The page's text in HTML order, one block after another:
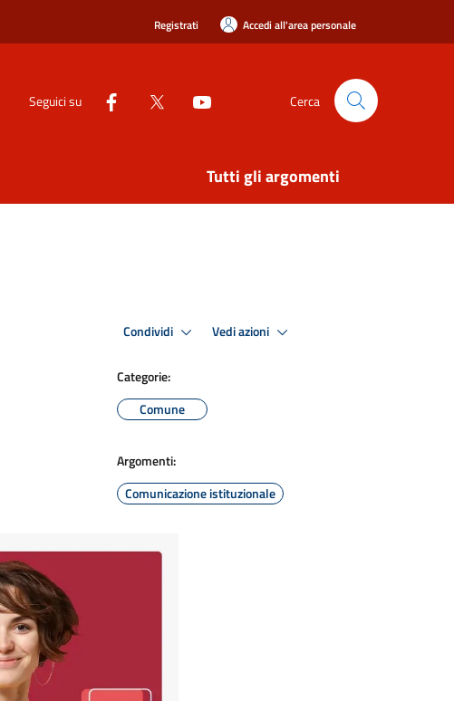
Registrati Accedi all'area personale
Seguici su Cerca
Tutti gli argomenti
Condividi Vedi azioni
Categorie:
Comune
Argomenti:
Comunicazione istituzionale